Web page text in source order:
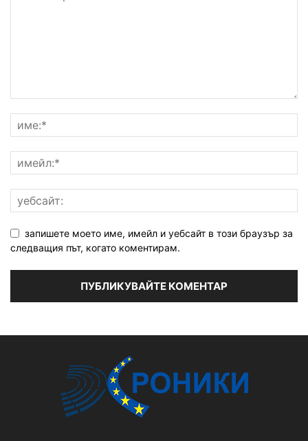
запишете моето име, имейл и уебсайт в този браузър за
следващия път, когато коментирам.